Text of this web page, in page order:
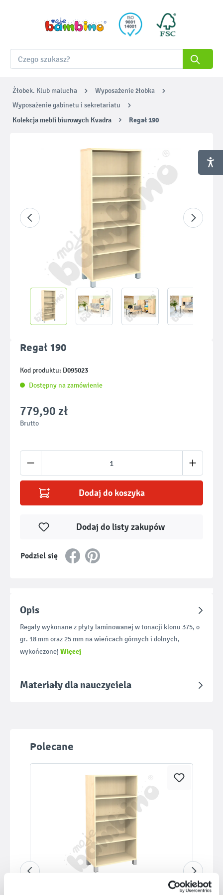
Żłobek. Klub malucha
Wyposażenie żłobka
Wyposażenie gabinetu i sekretariatu
Kolekcja mebli biurowych Kvadra Regał 190
Regał 190
Kod produktu: D095023
Dostępny na zamówienie
779,90 zł
Brutto
Ilość produktu: Wprowadź żądaną ilość
Dodaj do koszyka
Podziel się
Dodaj do listy zakupów
Opis
Regały wykonane z płyty laminowanej w tonacji klonu 375, o
gr. 18 mm oraz 25 mm na wieńcach górnych i dolnych,
wykończonej Więcej
Materiały dla nauczyciela
Pomiń galerię produktów
Polecane